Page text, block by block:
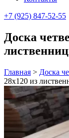
+7 (925) 847-52-55
Доска
Главная > Доска
28х120 из